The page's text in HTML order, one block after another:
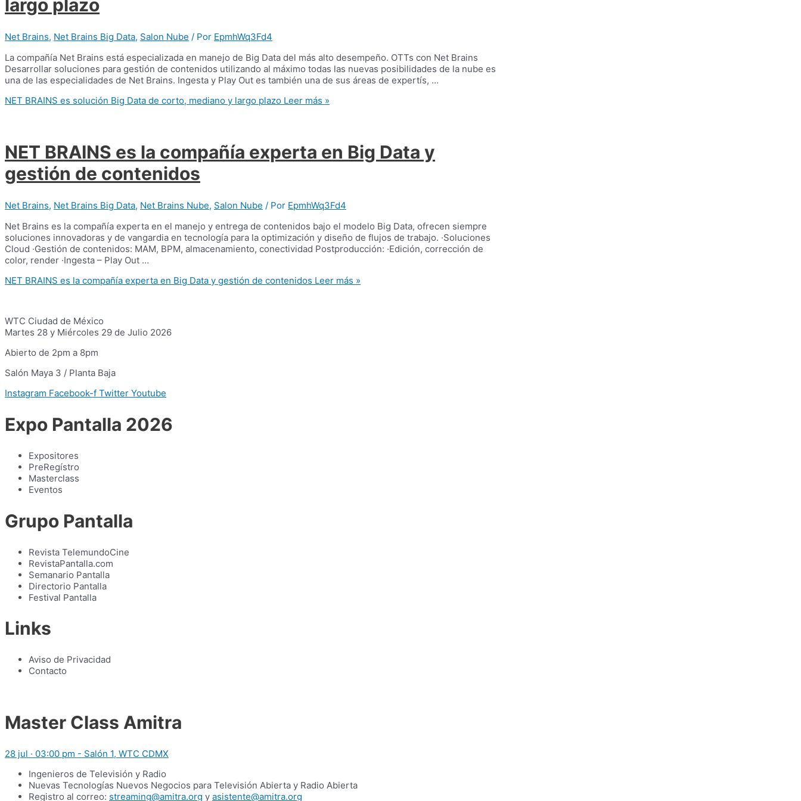
largo plazo
Net Brains, Net Brains Big Data, Salon Nube / Por EpmhWq3Fd4
La compañía Net Brains está especializada en manejo de Big Data del más alto desempeño. OTTs con Net Brains
Desarrollar soluciones para gestión de contenidos utilizando al máximo todas las nuevas posibilidades de la nube es
una de las especialidades de Net Brains. Ingesta y Play Out es también una de sus áreas de expertís, …
NET BRAINS es solución Big Data de corto, mediano y largo plazo Leer más »
NET BRAINS es la compañía experta en Big Data y
gestión de contenidos
Net Brains, Net Brains Big Data, Net Brains Nube, Salon Nube / Por EpmhWq3Fd4
Net Brains es la compañía experta en el manejo y entrega de contenidos bajo el modelo Big Data, ofrecen siempre
soluciones innovadoras y de vangardia en tecnología para la optimización y diseño de flujos de trabajo. ·Soluciones
Cloud ·Gestión de contenidos: MAM, BPM, almacenamiento, conectividad Postproducción: ·Edición, corrección de
color, render ·Ingesta – Play Out …
NET BRAINS es la compañía experta en Big Data y gestión de contenidos Leer más »
WTC Ciudad de México
Martes 28 y Miércoles 29 de Julio 2026
Abierto de 2pm a 8pm
Salón Maya 3 / Planta Baja
Instagram Facebook-f Twitter Youtube
Expo Pantalla 2026
Expositores
PreRegístro
Masterclass
Eventos
Grupo Pantalla
Revista TelemundoCine
RevistaPantalla.com
Semanario Pantalla
Directorio Pantalla
Festival Pantalla
Links
Aviso de Privacidad
Contacto
Master Class Amitra
28 jul · 03:00 pm - Salón 1, WTC CDMX
Ingenieros de Televisión y Radio
Nuevas Tecnologías Nuevos Negocios para Televisión Abierta y Radio Abierta
Registro al correo: streaming@amitra.org y asistente@amitra.org